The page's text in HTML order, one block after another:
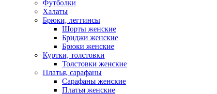
Футболки
Халаты
Брюки, леггинсы
Шорты женские
Бриджи женские
Брюки женские
Куртки, толстовки
Толстовки женские
Платья, сарафаны
Сарафаны женские
Платья женские